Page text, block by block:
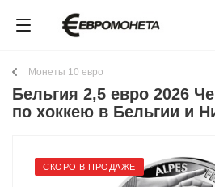
Монеты 10 евро
Бельгия 2,5 евро 2026
по хоккею в Бельгии и
СКОРО В ПРОДАЖЕ